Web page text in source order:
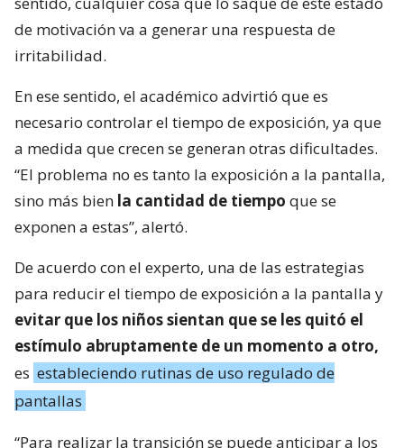
de motivación va a generar una respuesta de
irritabilidad.
En ese sentido, el académico advirtió que es
necesario controlar el tiempo de exposición, ya que
a medida que crecen se generan otras dificultades.
“El problema no es tanto la exposición a la pantalla,
sino más bien la cantidad de tiempo que se
exponen a estas”, alertó.
De acuerdo con el experto, una de las estrategias
para reducir el tiempo de exposición a la pantalla y
evitar que los niños sientan que se les quitó el
estímulo abruptamente de un momento a otro,
es estableciendo rutinas de uso regulado de
pantallas
“Para realizar la transición se puede anticipar a los